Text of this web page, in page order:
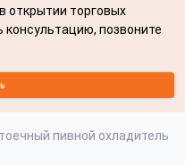
открытии торговых
позвоните
пивной охладитель